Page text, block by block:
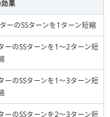
果
ーのSSターンを1ターン短縮
のSSターンを1～2ターン短
のSSターンを1～3ターン短
のSSターンを2～3ターン短